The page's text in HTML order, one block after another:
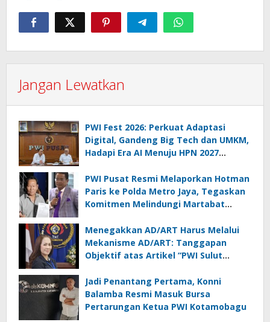
Jangan Lewatkan
PWI Fest 2026: Perkuat Adaptasi
Digital, Gandeng Big Tech dan UMKM,
Hadapi Era AI Menuju HPN 2027
PWI Pusat Resmi Melaporkan Hotman
Paris ke Polda Metro Jaya, Tegaskan
Komitmen Melindungi Martabat
Menegakkan AD/ART Harus Melalui
Mekanisme AD/ART: Tanggapan
Objektif atas Artikel “PWI Sulut
Melanggar Aturan”
Jadi Penantang Pertama, Konni
Balamba Resmi Masuk Bursa
Pertarungan Ketua PWI Kotamobagu